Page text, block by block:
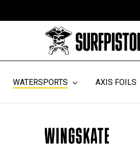
WATERSPORTS AXIS FOILS
WINGSKATE